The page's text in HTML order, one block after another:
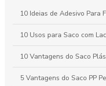
Transformam sua Marca
Saco com aba adesiva é a
armazenamento e
10 Ideias de Adesivo Para
10 Usos para Saco com
10 Vantagens do Saco
5 Vantagens do Saco PP